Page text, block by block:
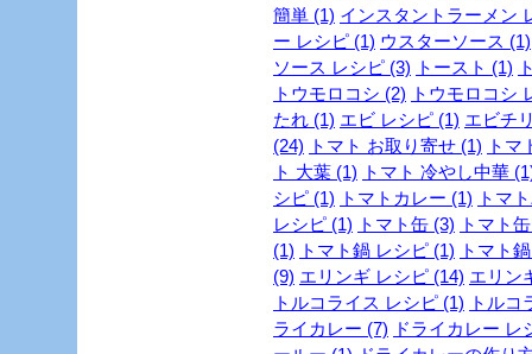
簡単 (1) インスタントラーメン
ー レシピ (1) ウスターソース (1)
ソース レシピ (3) トースト (1)
トウモロコシ (2) トウモロコシ
たれ (1) エビ レシピ (1) エビチ
(24) トマト お取り寄せ (1) トマ
ト 大葉 (1) トマト 冷やし中華
シピ (1) トマトカレー (1) トマ
レシピ (1) トマト缶 (3) トマト
(1) トマト鍋 レシピ (1) トマト
(9) エリンギ レシピ (14) エリン
トルコライス レシピ (1) トルコ
ライカレー (7) ドライカレー レ